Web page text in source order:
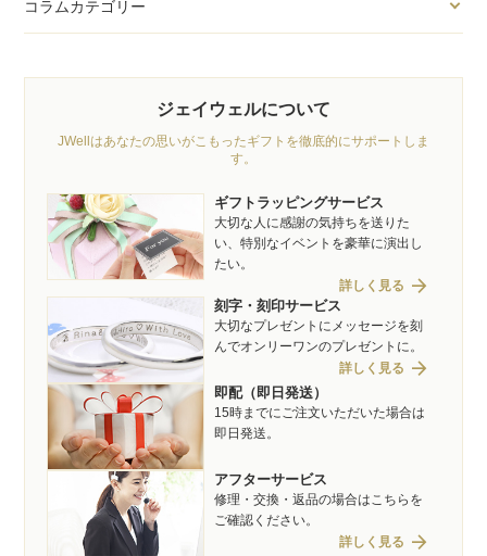
コラムカテゴリー
ジェイウェルについて
JWellはあなたの思いがこもったギフトを徹底的にサポートしま
す。
ギフトラッピングサービス
大切な人に感謝の気持ちを送りた
い、特別なイベントを豪華に演出し
たい。
詳しく見る arrow_forward
刻字・刻印サービス
大切なプレゼントにメッセージを刻
んでオンリーワンのプレゼントに。
詳しく見る arrow_forward
即配（即日発送）
15時までにご注文いただいた場合は
即日発送。
アフターサービス
修理・交換・返品の場合はこちらを
ご確認ください。
詳しく見る arrow_forward